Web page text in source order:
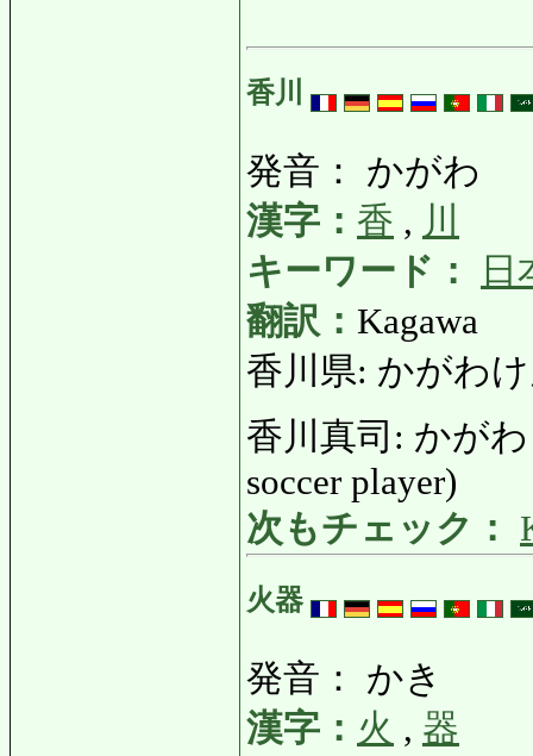
香川
発音： かがわ
漢字： 香 , 川
キーワード：
日
翻訳： Kagawa
香川県: かがわけ
香川真司: かがわ
soccer player)
次もチェック：
火器
発音： かき
漢字： 火 , 器